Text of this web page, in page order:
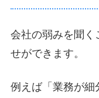
会社の弱みを聞く
せができます。
例えば「業務が細